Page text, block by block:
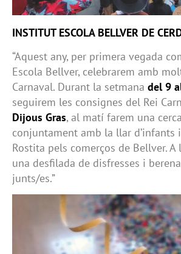
INSTITUT ESCOLA BELLVER DE
“Aquest any, per primera vegada
Escola Bellver, celebrarem amb
Carnaval. Durant la setmana del 9
seguirem les consignes del Rei
Dijous Gras, al matí farem una
conjuntament amb la llar d’infants
Rostita pels comerços de Bellver. A
una desfilada de disfresses i
junts/es.”